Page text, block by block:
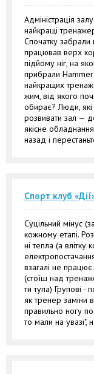
Адміністрація
найкращі
Спочатку
працював верх
підйому ніг, на
прибрали
найкращих
жим, від якого
обирає? Люди, які
розвивати зал —
якісне
назад і
Спорт клуб
Суцільний мінус
кожному етапі.
ні тепла (а влітку
взагалі не працює.
(стоїш над
ти тупа) Групові -
як тренер заміни
правильно ногу
то мали на увазі",